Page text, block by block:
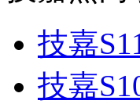
技嘉
技嘉